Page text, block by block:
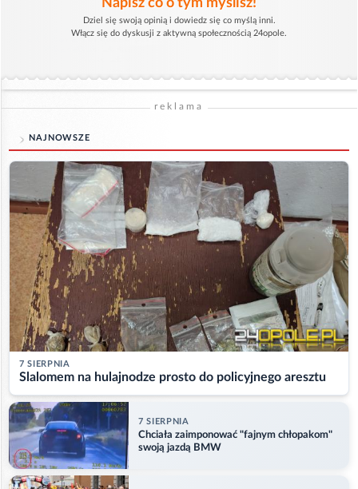
Dziel się swoją opinią i dowiedz się co myślą inni.
Włącz się do dyskusji z aktywną społecznością 24opole.
reklama
NAJNOWSZE
7 SIERPNIA
Slalomem na hulajnodze prosto do policyjnego aresztu
7 SIERPNIA
Chciała zaimponować "fajnym chłopakom"
swoją jazdą BMW